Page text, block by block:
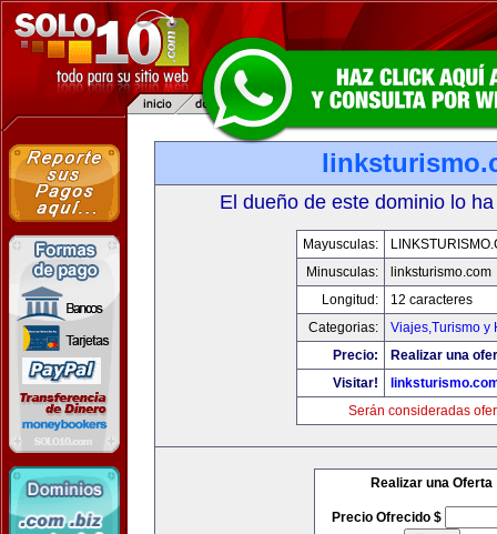
El dueño de este dominio lo
Mayusculas:
Minusculas:
linksturismo.com
Longitud:
12 caracteres
Categorias:
Viajes,Turismo y
Precio:
Realizar una
Visitar!
Serán consideradas
Realizar una Oferta
Precio Ofrecido $